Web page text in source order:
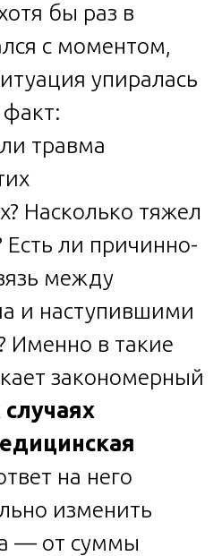
бы раз в
с моментом,
упиралась
травма
Насколько тяжел
Есть ли причинно-
между
и наступившими
Именно в такие
закономерный
на него
изменить
— от суммы